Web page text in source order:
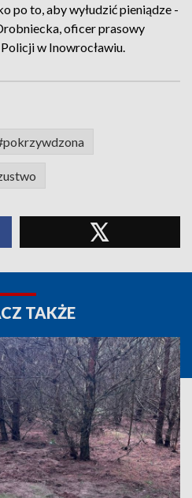
po to, aby wyłudzić pieniądze -
oficer prasowy
w Inowrocławiu.
TAKŻE